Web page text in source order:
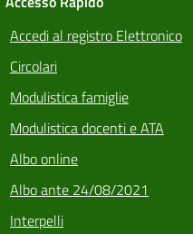
Accedi al registro Elettronico
Circolari
Modulistica famiglie
Modulistica docenti e ATA
Albo online
Albo ante 24/08/2021
Interpelli